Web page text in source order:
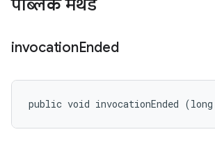
पब्लिक मेथड
invocationEnded
public void invocationEnded (long